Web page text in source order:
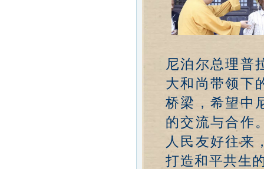
尼泊尔总理普
大和尚带领下
桥梁，希望中
的交流与合作
人民友好往来
打造和平共生